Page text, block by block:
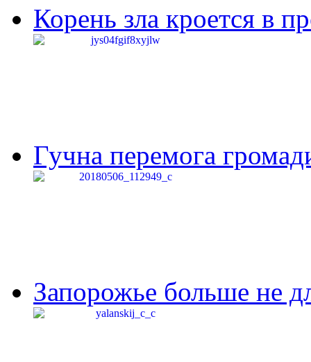
Корень зла кроется в
Гучна перемога
Запорожье больше не